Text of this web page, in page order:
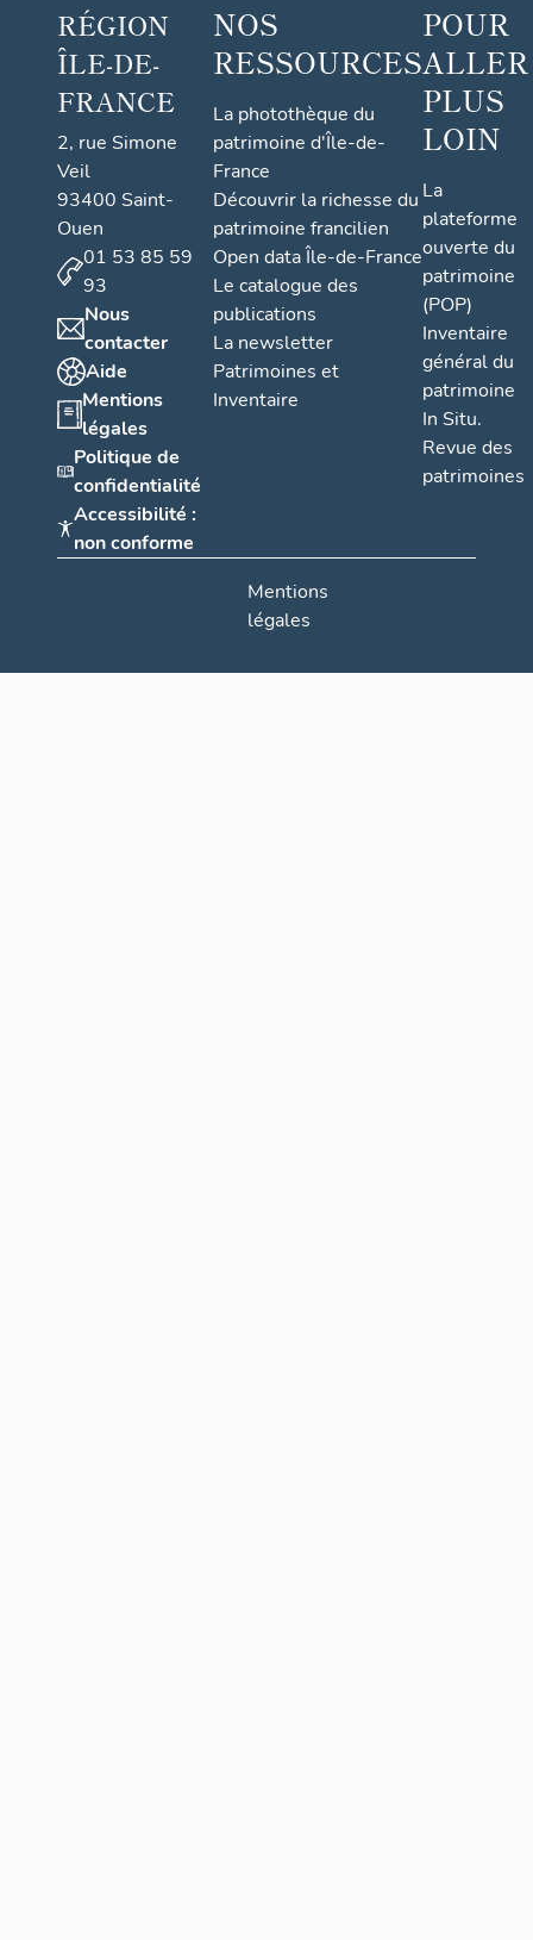
RÉGION
ÎLE-DE-
FRANCE
2, rue Simone
Veil
93400 Saint-
Ouen
01 53 85 59
93
Nous
contacter
Aide
Mentions
légales
Politique de
confidentialité
Accessibilité :
non conforme
NOS
RESSOURCES
La photothèque du
patrimoine d'Île-de-
France
Découvrir la richesse du
patrimoine francilien
Open data Île-de-France
Le catalogue des
publications
La newsletter
Patrimoines et
Inventaire
POUR
ALLER
PLUS
LOIN
La
plateforme
ouverte du
patrimoine
(POP)
Inventaire
général du
patrimoine
In Situ.
Revue des
patrimoines
Mentions
légales